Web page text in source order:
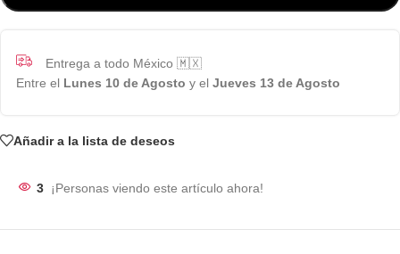
Entrega a todo México 🇲🇽
Entre el Lunes 10 de Agosto y el Jueves 13 de Agosto
Añadir a la lista de deseos
3 ¡Personas viendo este artículo ahora!